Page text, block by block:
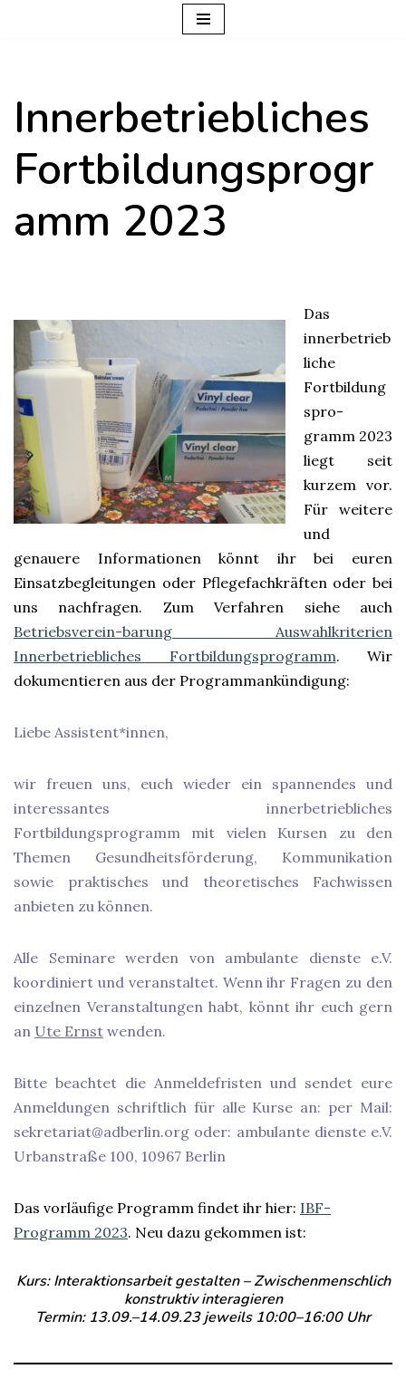
springen
Innerbetriebliches
Fortbildungsprogr
amm 2023
Das
innerbetrieb
liche
Fortbildung
spro-
gramm 2023
liegt seit
kurzem vor.
Für weitere
und
genauere Informationen könnt ihr bei euren
Einsatzbegleitungen oder Pflegefachkräften oder bei
uns nachfragen. Zum Verfahren siehe auch
Betriebsverein-barung Auswahlkriterien
Innerbetriebliches Fortbildungsprogramm. Wir
dokumentieren aus der Programmankündigung:
Liebe Assistent*innen,
wir freuen uns, euch wieder ein spannendes und
interessantes innerbetriebliches
Fortbildungsprogramm mit vielen Kursen zu den
Themen Gesundheitsförderung, Kommunikation
sowie praktisches und theoretisches Fachwissen
anbieten zu können.
Alle Seminare werden von ambulante dienste e.V.
koordiniert und veranstaltet. Wenn ihr Fragen zu den
einzelnen Veranstaltungen habt, könnt ihr euch gern
an Ute Ernst wenden.
Bitte beachtet die Anmeldefristen und sendet eure
Anmeldungen schriftlich für alle Kurse an: per Mail:
sekretariat@adberlin.org oder: ambulante dienste e.V.
Urbanstraße 100, 10967 Berlin
Das vorläufige Programm findet ihr hier: IBF-
Programm 2023. Neu dazu gekommen ist:
Kurs: Interaktionsarbeit gestalten – Zwischenmenschlich
konstruktiv interagieren
Termin: 13.09.–14.09.23 jeweils 10:00–16:00 Uhr